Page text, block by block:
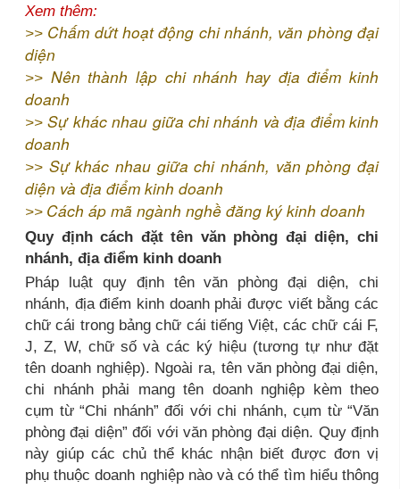
Xem thêm:
>> Chấm dứt hoạt động chi nhánh, văn phòng đại
diện
>> Nên thành lập chi nhánh hay địa điểm kinh
doanh
>>Sự khác nhau giữa chi nhánh và địa điểm kinh
doanh
>> Sự khác nhau giữa chi nhánh, văn phòng đại
diện và địa điểm kinh doanh
>> Cách áp mã ngành nghề đăng ký kinh doanh
Quy định cách đặt tên văn phòng đại diện, chi
nhánh, địa điểm kinh doanh
Pháp luật quy định tên văn phòng đại diện, chi
nhánh, địa điểm kinh doanh phải được viết bằng các
chữ cái trong bảng chữ cái tiếng Việt, các chữ cái F,
J, Z, W, chữ số và các ký hiệu (tương tự như đặt
tên doanh nghiệp). Ngoài ra, tên văn phòng đại diện,
chi nhánh phải mang tên doanh nghiệp kèm theo
cụm từ “Chi nhánh” đối với chi nhánh, cụm từ “Văn
phòng đại diện” đối với văn phòng đại diện. Quy định
này giúp các chủ thể khác nhận biết được đơn vị
phụ thuộc doanh nghiệp nào và có thể tìm hiểu thông